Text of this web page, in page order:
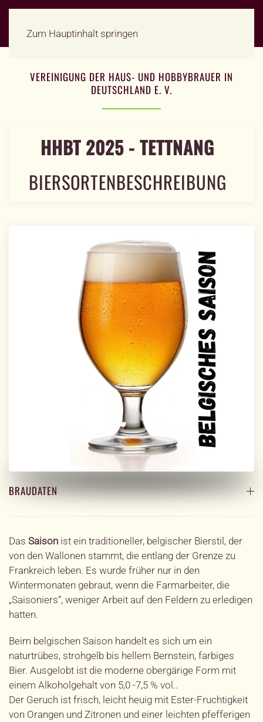
Zum Hauptinhalt springen
VEREINIGUNG DER HAUS- UND HOBBYBRAUER IN
DEUTSCHLAND E. V.
HHBT 2025 - TETTNANG
BIERSORTENBESCHREIBUNG
BRAUDATEN
Das Saison ist ein traditioneller, belgischer Bierstil, der
von den Wallonen stammt, die entlang der Grenze zu
Frankreich leben. Es wurde früher nur in den
Wintermonaten gebraut, wenn die Farmarbeiter, die
„Saisoniers“, weniger Arbeit auf den Feldern zu erledigen
hatten.
Beim belgischen Saison handelt es sich um ein
naturtrübes, strohgelb bis hellem Bernstein, farbiges
Bier. Ausgelobt ist die moderne obergärige Form mit
einem Alkoholgehalt von 5,0 -7,5 % vol..
Der Geruch ist frisch, leicht heuig mit Ester-Fruchtigkeit
von Orangen und Zitronen und einer leichten pfefferigen